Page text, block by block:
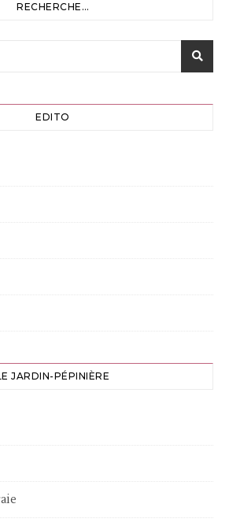
RECHERCHE…
EDITO
JARDIN-PÉPINIÈRE